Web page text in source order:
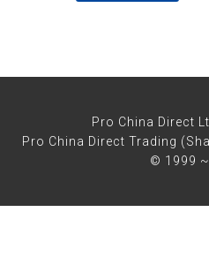
Pro China Direct
Pro China Direct Trading
© 1999